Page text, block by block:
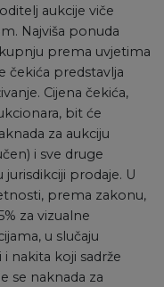
aukcije viče
Najviša ponuda
prema uvjetima
čekića predstavlja
Cijena čekića,
bit će
za aukciju
i sve druge
prodaje. U
prema zakonu,
za vizualne
u slučaju
nakita koji sadrže
se naknada za